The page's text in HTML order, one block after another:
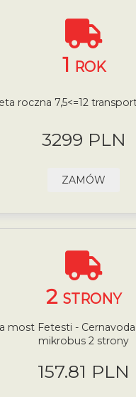
1 ROK
roczna 7,5<=12
3299 PLN
ZAMÓW
2 STRONY
most Fetesti - Cernavoda
mikrobus 2 strony
157.81 PLN